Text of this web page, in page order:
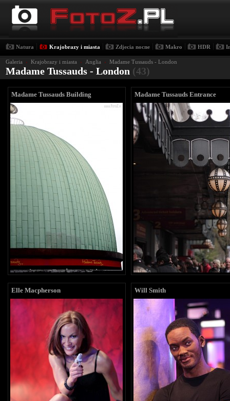
Natura Krajobrazy i miasta Zdjecia nocne Makro HDR
Galeria › Krajobrazy i miasta › Anglia › Madame Tussauds - London
Madame Tussauds - London (43)
Madame Tussauds Building Madame Tussauds Entrance
Elle Macpherson Will Smith